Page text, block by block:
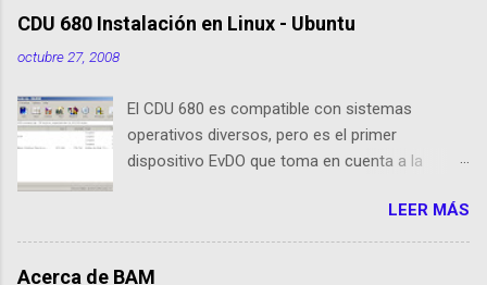
edición, Franklin ha agregado nuevas
Flash 64 MB incorporada GPS incorporado
Puerto de conexión para antenas o
amplificadores externos Compatibilidad con
instalador cargado en la memoria Flash, ¿ya no
necesita cargar el CD de instalación! Manual de
Instalación (en la Memoria Flash)
CDU 680 Instalación en Linux - Ubuntu
octubre 27, 2008
El CDU 680 es compatible con sistemas
operativos diversos, pero es el primer
dispositivo EvDO que toma en cuenta a la
dispositivo funciona como un medio de
almacenamiento masivo, lo que conocemos
LEER MÁS
Acerca de BAM